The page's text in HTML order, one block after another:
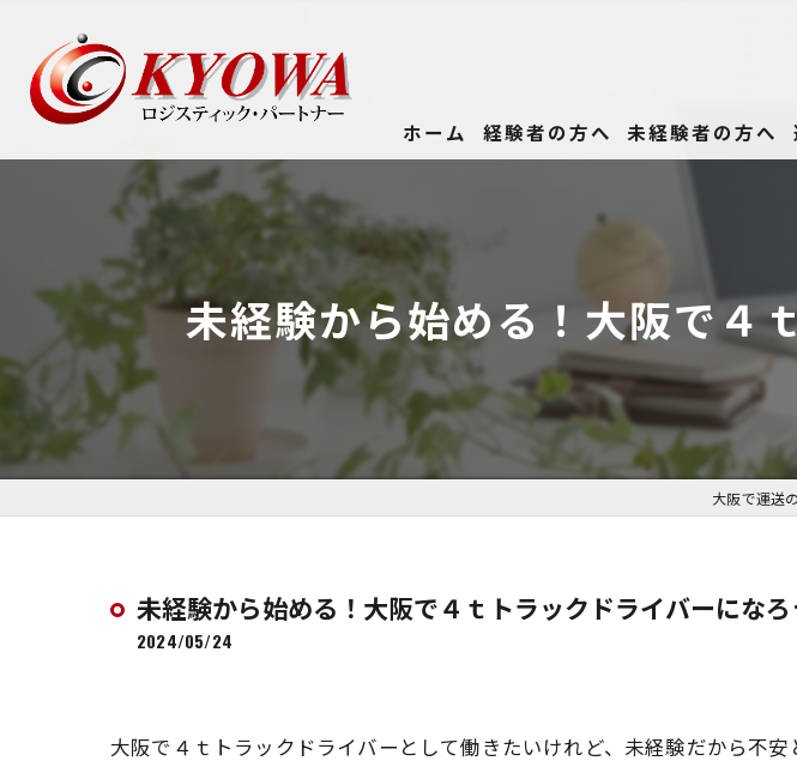
ホーム 経験者の方へ 未経験者の方へ
未経験から始める！大阪で４
大阪で運送
未経験から始める！大阪で４ｔトラックドライバーになろ
2024/05/24
大阪で４ｔトラックドライバーとして働きたいけれど、未経験だから不